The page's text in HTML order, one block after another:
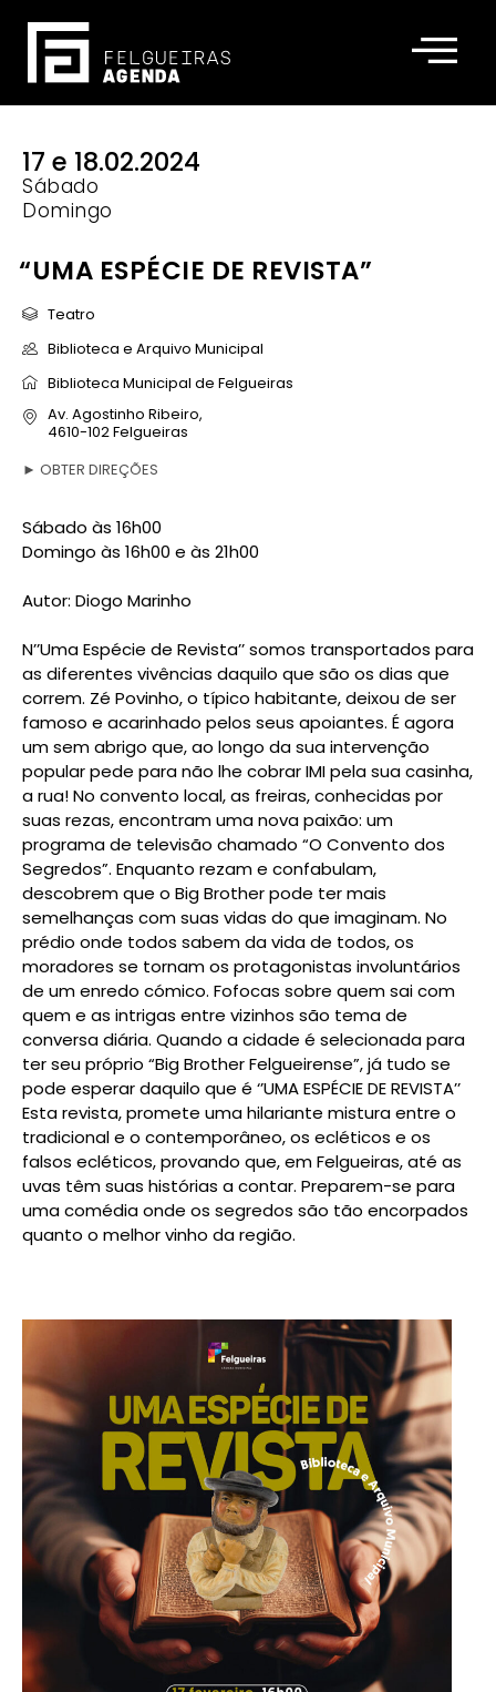
17 e 18.02.2024
Sábado
Domingo
“UMA ESPÉCIE DE REVISTA”
Teatro
Biblioteca e Arquivo Municipal
Biblioteca Municipal de Felgueiras
Av. Agostinho Ribeiro,
4610-102 Felgueiras
► OBTER DIREÇÕES
Sábado às 16h00
Domingo às 16h00 e às 21h00
Autor: Diogo Marinho
N’’Uma Espécie de Revista’’ somos transportados para
as diferentes vivências daquilo que são os dias que
correm. Zé Povinho, o típico habitante, deixou de ser
famoso e acarinhado pelos seus apoiantes. É agora
um sem abrigo que, ao longo da sua intervenção
popular pede para não lhe cobrar IMI pela sua casinha,
a rua! No convento local, as freiras, conhecidas por
suas rezas, encontram uma nova paixão: um
programa de televisão chamado “O Convento dos
Segredos”. Enquanto rezam e confabulam,
descobrem que o Big Brother pode ter mais
semelhanças com suas vidas do que imaginam. No
prédio onde todos sabem da vida de todos, os
moradores se tornam os protagonistas involuntários
de um enredo cómico. Fofocas sobre quem sai com
quem e as intrigas entre vizinhos são tema de
conversa diária. Quando a cidade é selecionada para
ter seu próprio “Big Brother Felgueirense”, já tudo se
pode esperar daquilo que é ‘’UMA ESPÉCIE DE REVISTA’’
Esta revista, promete uma hilariante mistura entre o
tradicional e o contemporâneo, os ecléticos e os
falsos ecléticos, provando que, em Felgueiras, até as
uvas têm suas histórias a contar. Preparem-se para
uma comédia onde os segredos são tão encorpados
quanto o melhor vinho da região.